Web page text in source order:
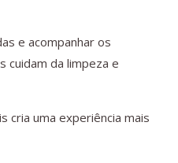
e acompanhar os
cuidam da limpeza e
cria uma experiência mais